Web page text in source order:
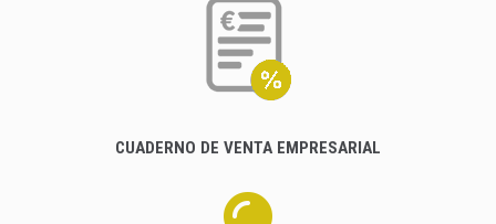
CUADERNO DE VENTA EMPRESARIAL